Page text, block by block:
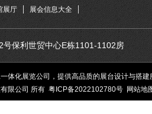
展厅 展会信息大全
号保利世贸中心E栋1101-1102房
体化展览公司，提供高品质的展台设计与搭
限公司 所有 粤ICP备2022102780号 网站地